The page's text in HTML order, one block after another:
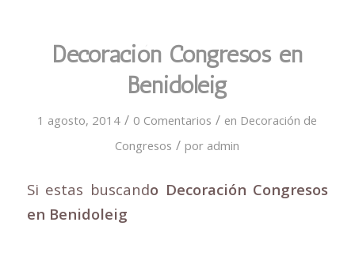
Decoración Congresos en
Benidoleig
1 agosto, 2014 / 0 Comentarios / en Decoración de
Congresos / por admin
Si estas buscando Decoración Congresos
en Benidoleig